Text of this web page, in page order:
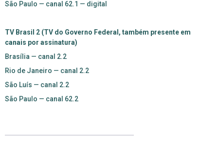
São Paulo — canal 62.1 — digital
TV Brasil 2 (TV do Governo Federal, também presente em
canais por assinatura)
Brasília — canal 2.2
Rio de Janeiro — canal 2.2
São Luís — canal 2.2
São Paulo — canal 62.2